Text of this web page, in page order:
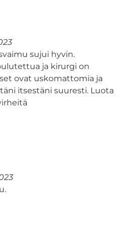
sujui hyvin.
ja kirurgi on
ovat uskomattomia ja
itsestäni suuresti. Luota